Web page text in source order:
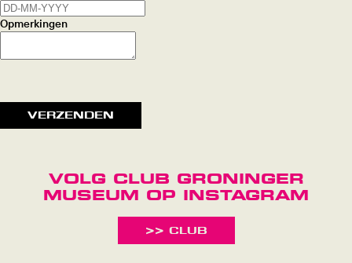
Opmerkingen
VERZENDEN
VOLG CLUB GRONINGER
MUSEUM OP INSTAGRAM
>> CLUB